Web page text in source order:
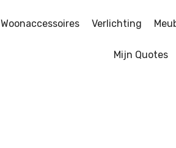
Woonaccessoires Verlichting
Mijn Quotes